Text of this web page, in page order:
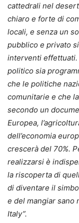
cattedrali nel
chiaro e forte di
locali, e senza un
pubblico e privato
interventi effettuati.
politico sia
che le politiche
comunitarie e che
secondo un
Europea,
dell’economia
crescerà del 70%.
realizzarsi è
la riscoperta di
di diventare il
e del mangiar sano
Italy”.